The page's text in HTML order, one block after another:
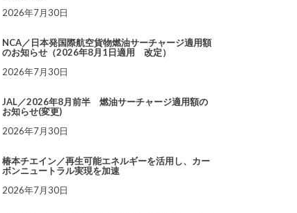
2026年7月30日
NCA／日本発国際航空貨物燃油サーチャージ適用額
のお知らせ（2026年8月1日適用 改定）
2026年7月30日
JAL／2026年8月前半 燃油サーチャージ適用額の
お知らせ(変更)
2026年7月30日
椿本チエイン／再生可能エネルギーを活用し、カー
ボンニュートラル実現を加速
2026年7月30日